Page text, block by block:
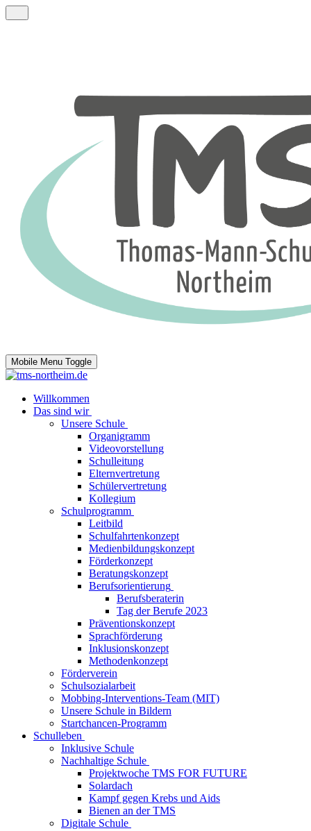
Mobile Menu Toggle
Willkommen
Das sind wir
Unsere Schule
Organigramm
Videovorstellung
Schulleitung
Elternvertretung
Schülervertretung
Kollegium
Schulprogramm
Leitbild
Schulfahrtenkonzept
Medienbildungskonzept
Förderkonzept
Beratungskonzept
Berufsorientierung
Berufsberaterin
Tag der Berufe 2023
Präventionskonzept
Sprachförderung
Inklusionskonzept
Methodenkonzept
Förderverein
Schulsozialarbeit
Mobbing-Interventions-Team (MIT)
Unsere Schule in Bildern
Startchancen-Programm
Schulleben
Inklusive Schule
Nachhaltige Schule
Projektwoche TMS FOR FUTURE
Solardach
Kampf gegen Krebs und Aids
Bienen an der TMS
Digitale Schule